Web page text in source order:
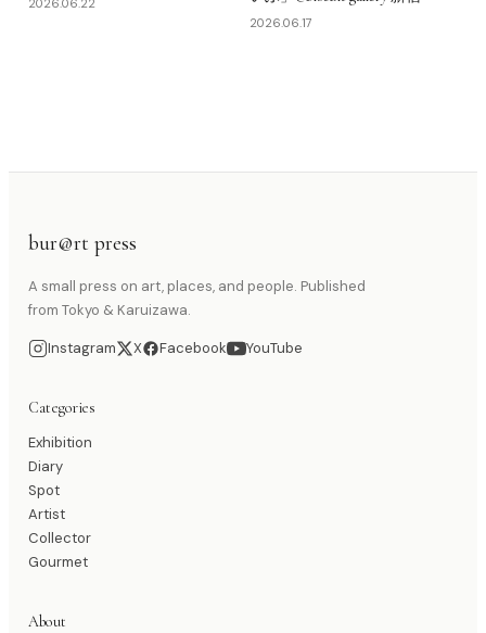
2026.06.22
2026.06.17
bur@rt press
A small press on art, places, and people. Published
from Tokyo & Karuizawa.
Instagram X Facebook YouTube
Categories
Exhibition
Diary
Spot
Artist
Collector
Gourmet
About